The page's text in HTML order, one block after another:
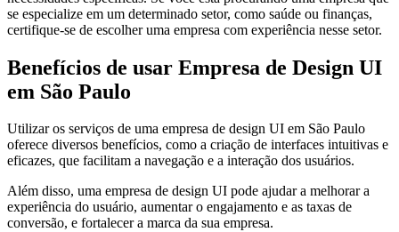
se especialize em um determinado setor, como saúde ou finanças,
certifique-se de escolher uma empresa com experiência nesse setor.
Benefícios de usar Empresa de Design UI
em São Paulo
Utilizar os serviços de uma empresa de design UI em São Paulo
oferece diversos benefícios, como a criação de interfaces intuitivas e
eficazes, que facilitam a navegação e a interação dos usuários.
Além disso, uma empresa de design UI pode ajudar a melhorar a
experiência do usuário, aumentar o engajamento e as taxas de
conversão, e fortalecer a marca da sua empresa.